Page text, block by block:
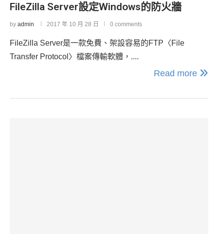
FileZilla Server設定Windows的防火牆
by admin 2017 年 10 月 28 日 0 comments
FileZilla Server是一款免費、架設容易的FTP〈File
Transfer Protocol〉檔案傳輸軟體，....
Read more